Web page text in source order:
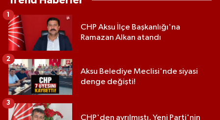
CHP Aksu İlçe Başkanlığı'na
Ramazan Alkan atandı
1
Aksu Belediye Meclisi'nde siyasi
denge değişti!
2
CHP'den ayrılmıştı, Yeni Parti'nin
3